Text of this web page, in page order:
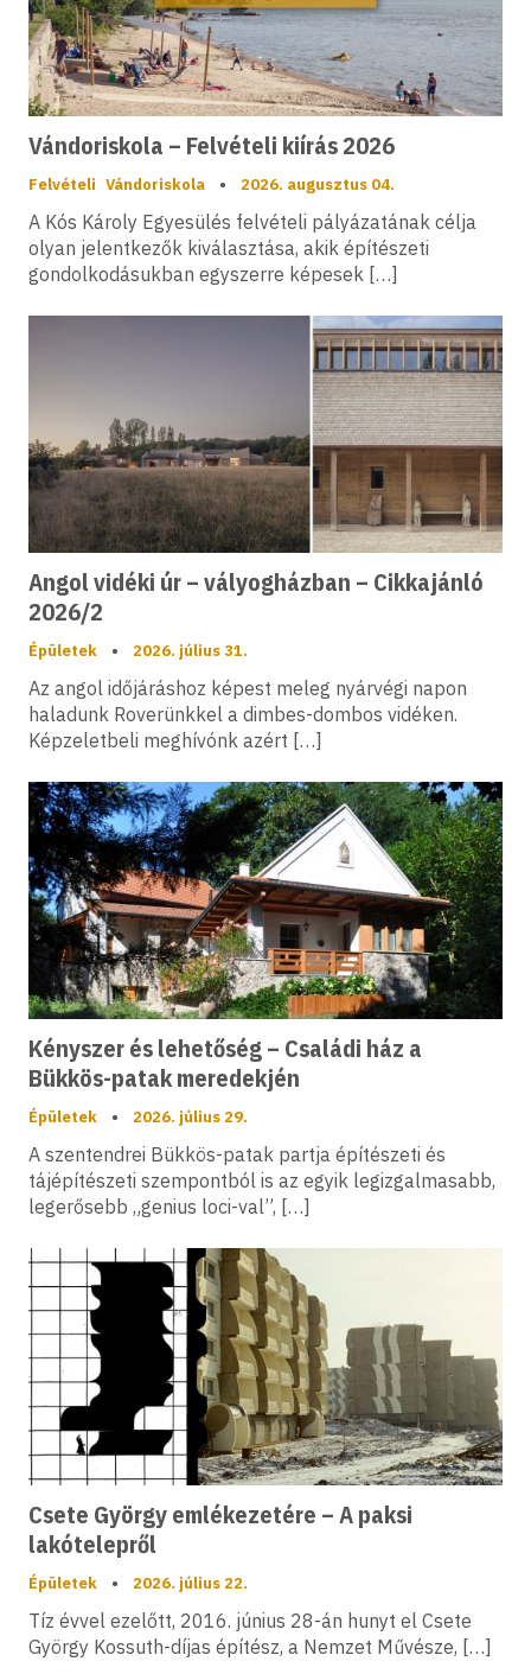
Vándoriskola – Felvételi kiírás 2026
Felvételi Vándoriskola • 2026. augusztus 04.
A Kós Károly Egyesülés felvételi pályázatának célja
olyan jelentkezők kiválasztása, akik építészeti
gondolkodásukban egyszerre képesek […]
Angol vidéki úr – vályogházban – Cikkajánló
2026/2
Épületek • 2026. július 31.
Az angol időjáráshoz képest meleg nyárvégi napon
haladunk Roverünkkel a dimbes-dombos vidéken.
Képzeletbeli meghívónk azért […]
Kényszer és lehetőség – Családi ház a
Bükkös-patak meredekjén
Épületek • 2026. július 29.
A szentendrei Bükkös-patak partja építészeti és
tájépítészeti szempontból is az egyik legizgalmasabb,
legerősebb „genius loci-val”, […]
Csete György emlékezetére – A paksi
lakótelepről
Épületek • 2026. július 22.
Tíz évvel ezelőtt, 2016. június 28-án hunyt el Csete
György Kossuth-díjas építész, a Nemzet Művésze, […]